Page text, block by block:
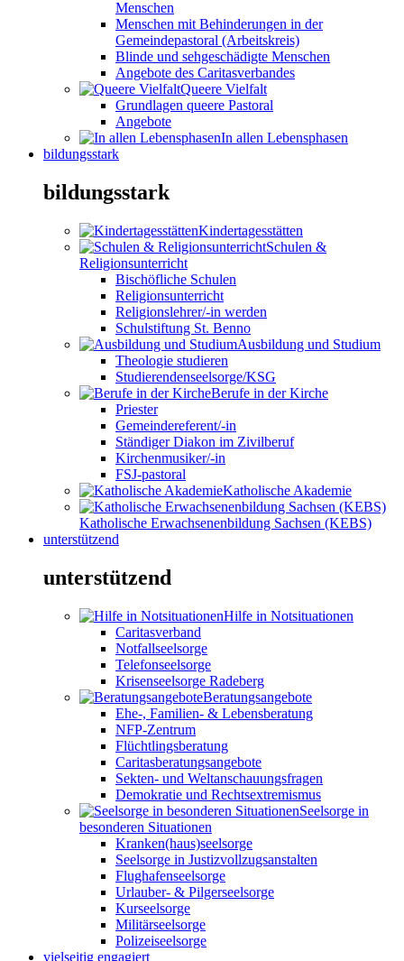
Menschen
Menschen mit Behinderungen in der
Gemeindepastoral (Arbeitskreis)
Blinde und sehgeschädigte Menschen
Angebote des Caritasverbandes
Queere Vielfalt
Grundlagen queere Pastoral
Angebote
In allen Lebensphasen
bildungsstark
bildungsstark
Kindertagesstätten
Schulen &
Religionsunterricht
Bischöfliche Schulen
Religionsunterricht
Religionslehrer/-in werden
Schulstiftung St. Benno
Ausbildung und Studium
Theologie studieren
Studierendenseelsorge/KSG
Berufe in der Kirche
Priester
Gemeindereferent/-in
Ständiger Diakon im Zivilberuf
Kirchenmusiker/-in
FSJ-pastoral
Katholische Akademie
Katholische Erwachsenenbildung Sachsen (KEBS)
unterstützend
unterstützend
Hilfe in Notsituationen
Caritasverband
Notfallseelsorge
Telefonseelsorge
Krisenseelsorge Radeberg
Beratungsangebote
Ehe-, Familien- & Lebensberatung
NFP-Zentrum
Flüchtlingsberatung
Caritasberatungsangebote
Sekten- und Weltanschauungsfragen
Demokratie und Rechtsextremismus
Seelsorge in
besonderen Situationen
Kranken(haus)seelsorge
Seelsorge in Justizvollzugsanstalten
Flughafenseelsorge
Urlauber- & Pilgerseelsorge
Kurseelsorge
Militärseelsorge
Polizeiseelsorge
vielseitig engagiert